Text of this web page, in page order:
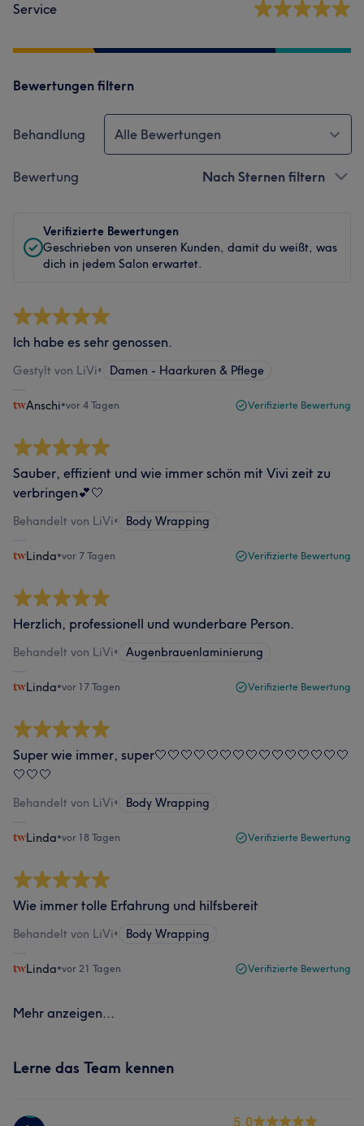
Service
Bewertungen filtern
Behandlung Alle Bewertungen
Bewertung Nach Sternen filtern
Verifizierte Bewertungen
Geschrieben von unseren Kunden, damit du weißt, was
dich in jedem Salon erwartet.
Ich habe es sehr genossen.
Gestylt von LiVi• Damen - Haarkuren & Pflege
Anschi•vor 4 Tagen Verifizierte Bewertung
Sauber, effizient und wie immer schön mit Vivi zeit zu
verbringen💕🤍
Behandelt von LiVi• Body Wrapping
Linda•vor 7 Tagen Verifizierte Bewertung
Herzlich, professionell und wunderbare Person.
Behandelt von LiVi• Augenbrauenlaminierung
Linda•vor 17 Tagen Verifizierte Bewertung
Super wie immer, super🤍🤍🤍🤍🤍🤍🤍🤍🤍🤍🤍🤍🤍🤍🤍
🤍🤍🤍
Behandelt von LiVi• Body Wrapping
Linda•vor 18 Tagen Verifizierte Bewertung
Wie immer tolle Erfahrung und hilfsbereit
Behandelt von LiVi• Body Wrapping
Linda•vor 21 Tagen Verifizierte Bewertung
Mehr anzeigen...
Lerne das Team kennen
5.0